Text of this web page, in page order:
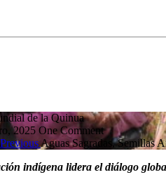
de la Quinua
2025 One Comment
PreviousAguas Sagradas, Semillas
indígena lidera el diálogo